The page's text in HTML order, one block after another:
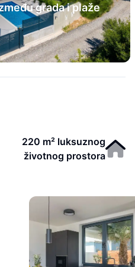
grada i plaže
220 m² luksuznog
životnog prostora